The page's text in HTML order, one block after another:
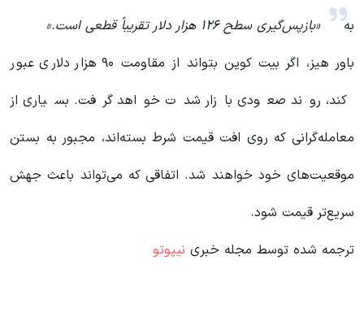
«بازپس‌گیری سطح ۱۲۶ هزار دلار تقریباً قطعی است.»
به
باور هیز، اگر بیت کوین بتواند از مقاومت ۹۰ هزار دلاری عبور
کند، روند صعودی بازار شدت خواهد گرفت. بسیاری از
معامله‌گرانی که روی افت قیمت شرط بسته‌اند، مجبور به بستن
موقعیت‌های خود خواهند شد. اتفاقی که می‌تواند باعث جهش
سریع‌تر قیمت شود.
ترجمه شده توسط مجله خبری نیپوتو